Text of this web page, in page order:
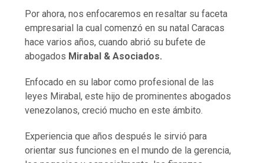
Por ahora, nos enfocaremos en resaltar su faceta
empresarial la cual comenzó en su natal Caracas
hace varios años, cuando abrió su bufete de
abogados Mirabal & Asociados.
Enfocado en su labor como profesional de las
leyes Mirabal, este hijo de prominentes abogados
venezolanos, creció mucho en este ámbito.
Experiencia que años después le sirvió para
orientar sus funciones en el mundo de la gerencia,